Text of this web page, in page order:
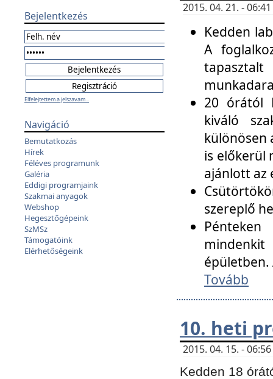
Bejelentkezés
Elfelejtettem a jelszavam...
Navigáció
Bemutatkozás
Hírek
Féléves programunk
Galéria
Eddigi programjaink
Szakmai anyagok
Webshop
Hegesztőgépeink
SzMSz
Támogatóink
Elérhetőségeink
2015. 04. 21. -
Kedden
A
20 órától
kiváló
különösen
is előkerül
ajánlott az
szereplő
épületben.
Tovább
10. heti
2015. 04. 15. -
Kedden 18